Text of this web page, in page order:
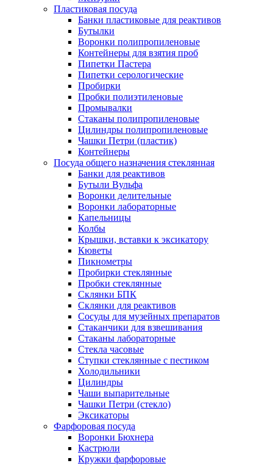
Пластиковая посуда
Банки пластиковые для реактивов
Бутылки
Воронки полипропиленовые
Контейнеры для взятия проб
Пипетки Пастера
Пипетки серологические
Пробирки
Пробки полиэтиленовые
Промывалки
Стаканы полипропиленовые
Цилиндры полипропиленовые
Чашки Петри (пластик)
Контейнеры
Посуда общего назначения стеклянная
Банки для реактивов
Бутыли Вульфа
Воронки делительные
Воронки лабораторные
Капельницы
Колбы
Крышки, вставки к эксикатору
Кюветы
Пикнометры
Пробирки стеклянные
Пробки стеклянные
Склянки БПК
Склянки для реактивов
Сосуды для музейных препаратов
Стаканчики для взвешивания
Стаканы лабораторные
Стекла часовые
Ступки стеклянные с пестиком
Холодильники
Цилиндры
Чаши выпарительные
Чашки Петри (стекло)
Эксикаторы
Фарфоровая посуда
Воронки Бюхнера
Кастрюли
Кружки фарфоровые